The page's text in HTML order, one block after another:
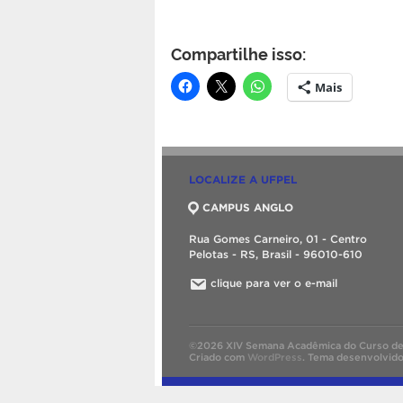
Compartilhe isso:
Mais
LOCALIZE A UFPEL
CAMPUS ANGLO
Rua Gomes Carneiro, 01 - Centro
Pelotas - RS, Brasil - 96010-610
clique para ver o e-mail
©2026 XIV Semana Acadêmica do Curso
Criado com WordPress. Tema